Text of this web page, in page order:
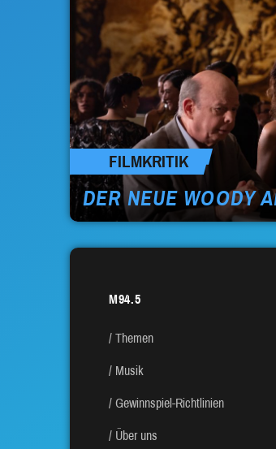
FILMKRITIK
DER NEUE WOODY
M94.5
Themen
Musik
Gewinnspiel-Richtlinien
Über uns